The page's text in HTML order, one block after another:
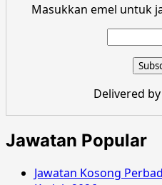
Masukkan emel untuk
Delivered by
Jawatan Popular
Jawatan Kosong